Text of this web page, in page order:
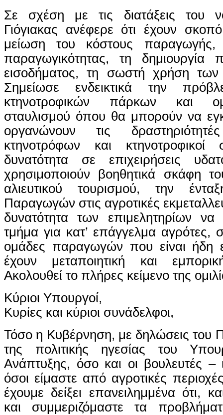
Σε σχέση με τις διατάξεις του
Γιόγιακας ανέφερε ότι έχουν
μείωση του κόστους
παραγωγικότητας, τη δημιουργία
εισοδήματος, τη σωστή χρήση
Σημείωσε ενδεικτικά την
κτηνοτροφικών πάρκων και
σταυλισμού όπου θα μπορούν να
οργανώνουν τις
κτηνοτρόφων και κτηνοτροφικοί
δυνατότητα σε επιχειρήσεις
χρησιμοποιούν βοηθητικά σκάφη
αλιευτικού τουρισμού, την
Παραγωγών στις αγροτικές
δυνατότητα των επιμελητηρίων να
τμήμα για κατ’ επάγγελμα αγρότες,
ομάδες παραγωγών που είναι ήδη
έχουν μεταποιητική και
Ακολουθεί το πλήρες κείμενο της
Κύριοι Υπουργοί,
Κυρίες και κύριοι συνάδελφοι,
Τόσο η Κυβέρνηση, με δηλώσεις του
της πολιτικής ηγεσίας του
Ανάπτυξης, όσο και οι βουλευτές –
όσοι είμαστε από αγροτικές
έχουμε δείξει επανειλημμένα ότι,
και συμμεριζόμαστε τα